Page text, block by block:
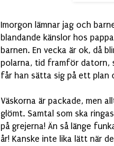
Imorgon lämnar jag och
blandande känslor hos
barnen. En vecka är ok, då
polarna, tid framför datorn,
får han sätta sig på ett plan
Väskorna är packade, men
glömt. Samtal som ska
på grejerna! Än så länge
år! Kanske inte lika lätt när